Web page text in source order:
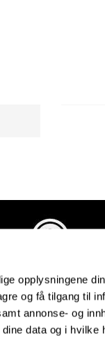
opplysningene
og få tilgang til
annonse- og
data og i hvilke
Industriveien 4
4879 Grimstad